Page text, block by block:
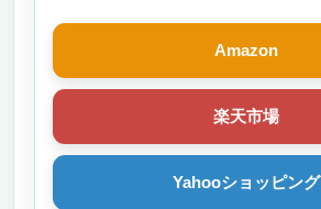
Amazon
楽天市場
Yahooショッピング